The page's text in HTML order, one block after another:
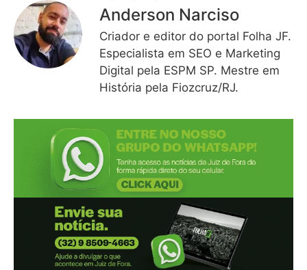
Anderson Narciso
Criador e editor do portal Folha JF.
Especialista em SEO e Marketing
Digital pela ESPM SP. Mestre em
História pela Fiozcruz/RJ.